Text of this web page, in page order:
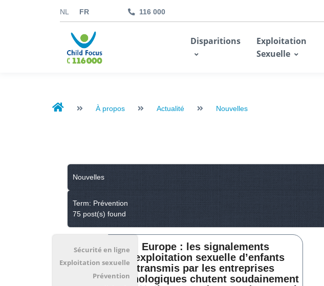
NL FR 116 000
Disparitions
Exploitation
Sexuelle
À propos Actualité Nouvelles
Nouvelles
Term: Prévention
75 post(s) found
Europe : les signalements
d'exploitation sexuelle d’enfants
transmis par les entreprises
technologiques chutent soudainement
Sécurité en ligne
Exploitation sexuelle
Prévention